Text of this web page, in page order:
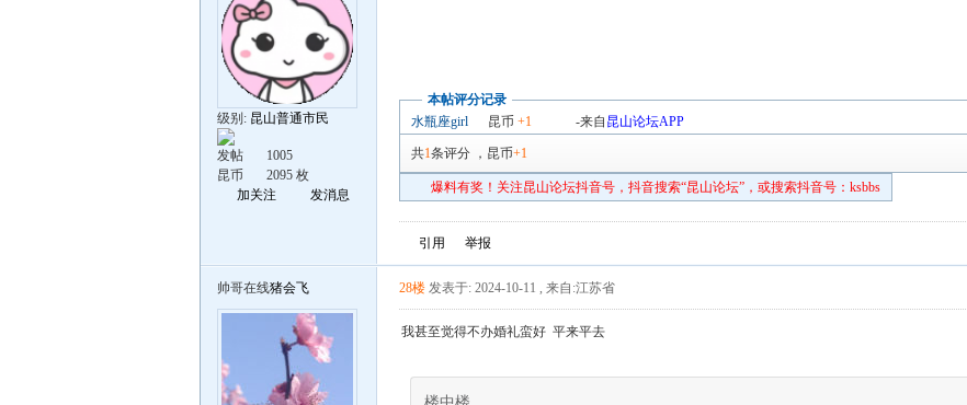
级别: 昆山普通市民
发帖
1005
昆币
2095 枚
加关注
发消息
本帖评分记录
水瓶座girl
昆币 +1 -来自 昆山论坛APP
共1条评分 ， 昆币+1
爆料有奖！关注昆山论坛抖音号，抖音搜索“昆山论坛”，或搜索抖音号：ksbbs
引用 举报
帅哥在线猪会飞 28楼 发表于: 2024-10-11 , 来自:江苏省
我甚至觉得不办婚礼蛮好 平来平去